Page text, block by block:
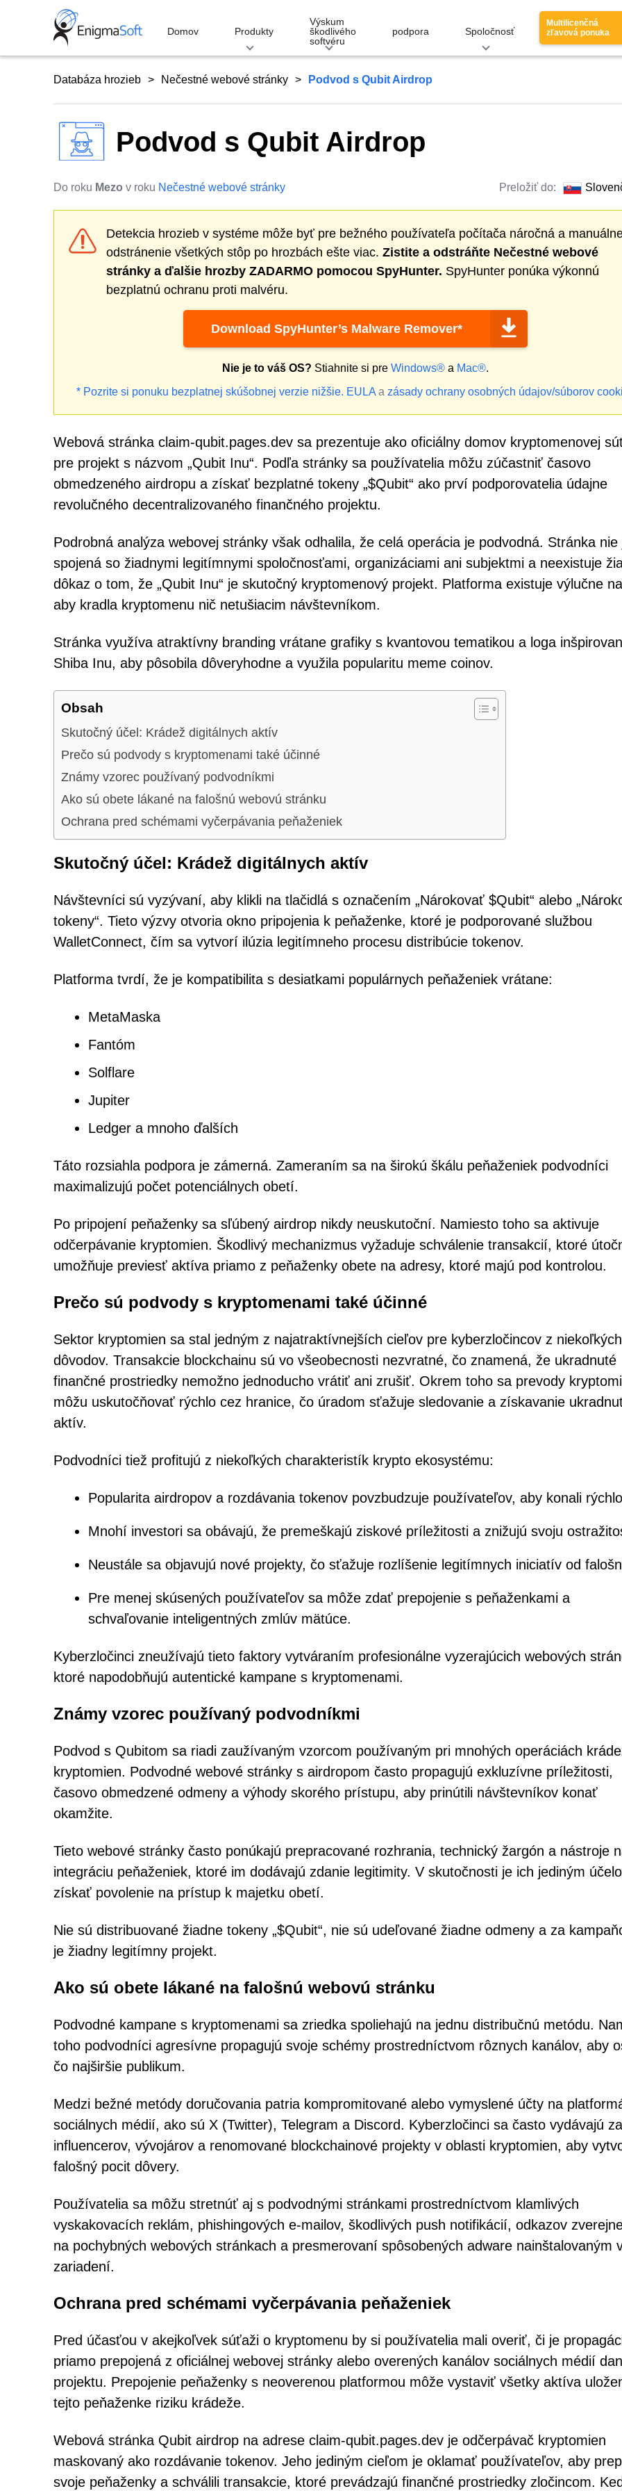
Domov Produkty
Výskum
škodlivého
softvéru
podpora Spoločnosť
Multilicenčná
zľavová ponuka
Databáza hrozieb Nečestné webové stránky Podvod s Qubit Airdrop
Podvod s Qubit Airdrop
Do roku Mezo v roku Nečestné webové stránky Preložiť do:
Detekcia hrozieb v systéme môže byť pre bežného používateľa počítača náročná a
odstránenie všetkých stôp po hrozbách ešte viac. Zistite a odstráňte Nečestné webové
stránky a ďalšie hrozby ZADARMO pomocou SpyHunter. SpyHunter ponúka výkonnú
bezplatnú ochranu proti malvéru.
Download SpyHunter’s Malware Remover*
Nie je to váš OS? Stiahnite si pre Windows® a Mac®.
* Pozrite si ponuku bezplatnej skúšobnej verzie nižšie. EULAa zásady ochrany osobných údajov/súborov
Webová stránka claim-qubit.pages.dev sa prezentuje ako oficiálny domov kryptomenovej
pre projekt s názvom „Qubit Inu“. Podľa stránky sa používatelia môžu zúčastniť časovo
obmedzeného airdropu a získať bezplatné tokeny „$Qubit“ ako prví podporovatelia údajne
revolučného decentralizovaného finančného projektu.
Podrobná analýza webovej stránky však odhalila, že celá operácia je podvodná. Stránka nie
spojená so žiadnymi legitímnymi spoločnosťami, organizáciami ani subjektmi a neexistuje
dôkaz o tom, že „Qubit Inu“ je skutočný kryptomenový projekt. Platforma existuje výlučne
aby kradla kryptomenu nič netušiacim návštevníkom.
Stránka využíva atraktívny branding vrátane grafiky s kvantovou tematikou a loga
Shiba Inu, aby pôsobila dôveryhodne a využila popularitu meme coinov.
Obsah
Skutočný účel: Krádež digitálnych aktív
Prečo sú podvody s kryptomenami také účinné
Známy vzorec používaný podvodníkmi
Ako sú obete lákané na falošnú webovú stránku
Ochrana pred schémami vyčerpávania peňaženiek
Skutočný účel: Krádež digitálnych aktív
Návštevníci sú vyzývaní, aby klikli na tlačidlá s označením „Nárokovať $Qubit“ alebo
tokeny“. Tieto výzvy otvoria okno pripojenia k peňaženke, ktoré je podporované službou
WalletConnect, čím sa vytvorí ilúzia legitímneho procesu distribúcie tokenov.
Platforma tvrdí, že je kompatibilita s desiatkami populárnych peňaženiek vrátane:
MetaMaska
Fantóm
Solflare
Jupiter
Ledger a mnoho ďalších
Táto rozsiahla podpora je zámerná. Zameraním sa na širokú škálu peňaženiek podvodníci
maximalizujú počet potenciálnych obetí.
Po pripojení peňaženky sa sľúbený airdrop nikdy neuskutoční. Namiesto toho sa aktivuje
odčerpávanie kryptomien. Škodlivý mechanizmus vyžaduje schválenie transakcií, ktoré
umožňuje previesť aktíva priamo z peňaženky obete na adresy, ktoré majú pod kontrolou.
Prečo sú podvody s kryptomenami také účinné
Sektor kryptomien sa stal jedným z najatraktívnejších cieľov pre kyberzločincov z niekoľkých
dôvodov. Transakcie blockchainu sú vo všeobecnosti nezvratné, čo znamená, že ukradnuté
finančné prostriedky nemožno jednoducho vrátiť ani zrušiť. Okrem toho sa prevody
môžu uskutočňovať rýchlo cez hranice, čo úradom sťažuje sledovanie a získavanie
aktív.
Podvodníci tiež profitujú z niekoľkých charakteristík krypto ekosystému:
Popularita airdropov a rozdávania tokenov povzbudzuje používateľov, aby konali
Mnohí investori sa obávajú, že premeškajú ziskové príležitosti a znižujú svoju
Neustále sa objavujú nové projekty, čo sťažuje rozlíšenie legitímnych iniciatív od
Pre menej skúsených používateľov sa môže zdať prepojenie s peňaženkami a
schvaľovanie inteligentných zmlúv mätúce.
Kyberzločinci zneužívajú tieto faktory vytváraním profesionálne vyzerajúcich webových
ktoré napodobňujú autentické kampane s kryptomenami.
Známy vzorec používaný podvodníkmi
Podvod s Qubitom sa riadi zaužívaným vzorcom používaným pri mnohých operáciách
kryptomien. Podvodné webové stránky s airdropom často propagujú exkluzívne príležitosti,
časovo obmedzené odmeny a výhody skorého prístupu, aby prinútili návštevníkov konať
okamžite.
Tieto webové stránky často ponúkajú prepracované rozhrania, technický žargón a nástroje
integráciu peňaženiek, ktoré im dodávajú zdanie legitimity. V skutočnosti je ich jediným
získať povolenie na prístup k majetku obetí.
Nie sú distribuované žiadne tokeny „$Qubit“, nie sú udeľované žiadne odmeny a za
je žiadny legitímny projekt.
Ako sú obete lákané na falošnú webovú stránku
Podvodné kampane s kryptomenami sa zriedka spoliehajú na jednu distribučnú metódu.
toho podvodníci agresívne propagujú svoje schémy prostredníctvom rôznych kanálov, aby
čo najširšie publikum.
Medzi bežné metódy doručovania patria kompromitované alebo vymyslené účty na
sociálnych médií, ako sú X (Twitter), Telegram a Discord. Kyberzločinci sa často vydávajú za
influencerov, vývojárov a renomované blockchainové projekty v oblasti kryptomien, aby
falošný pocit dôvery.
Používatelia sa môžu stretnúť aj s podvodnými stránkami prostredníctvom klamlivých
vyskakovacích reklám, phishingových e-mailov, škodlivých push notifikácií, odkazov
na pochybných webových stránkach a presmerovaní spôsobených adware nainštalovaným
zariadení.
Ochrana pred schémami vyčerpávania peňaženiek
Pred účasťou v akejkoľvek súťaži o kryptomenu by si používatelia mali overiť, či je
priamo prepojená z oficiálnej webovej stránky alebo overených kanálov sociálnych médií
projektu. Prepojenie peňaženky s neoverenou platformou môže vystaviť všetky aktíva
tejto peňaženke riziku krádeže.
Webová stránka Qubit airdrop na adrese claim-qubit.pages.dev je odčerpávač kryptomien
maskovaný ako rozdávanie tokenov. Jeho jediným cieľom je oklamať používateľov, aby
svoje peňaženky a schválili transakcie, ktoré prevádzajú finančné prostriedky zločincom.